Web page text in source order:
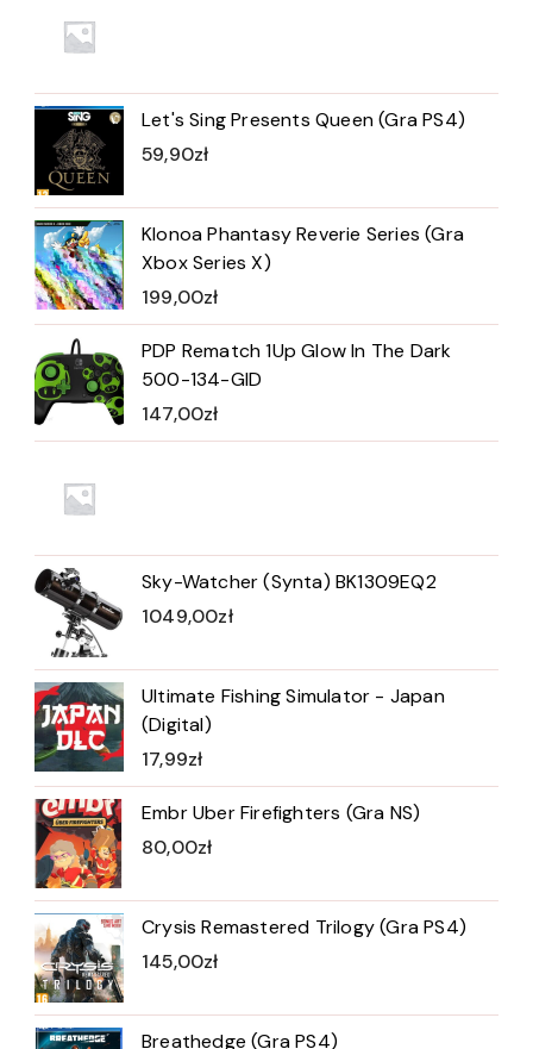
Let's Sing Presents Queen (Gra PS4)
59,90zł
Klonoa Phantasy Reverie Series (Gra
Xbox Series X)
199,00zł
PDP Rematch 1Up Glow In The Dark
500-134-GID
147,00zł
Sky-Watcher (Synta) BK1309EQ2
1049,00zł
Ultimate Fishing Simulator - Japan
(Digital)
17,99zł
Embr Uber Firefighters (Gra NS)
80,00zł
Crysis Remastered Trilogy (Gra PS4)
145,00zł
Breathedge (Gra PS4)